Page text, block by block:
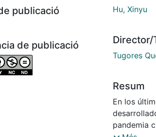
publicació
de publicació
Hu, Xinyu
Director/
Tugores
Resum
En los
pandemia